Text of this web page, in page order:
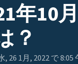
年10
？
, 26 1月, 2022 で 8:05